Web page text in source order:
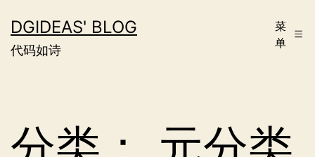
至
内
DGIDEAS' BLOG
代码如诗
菜
单
分类： 元分类